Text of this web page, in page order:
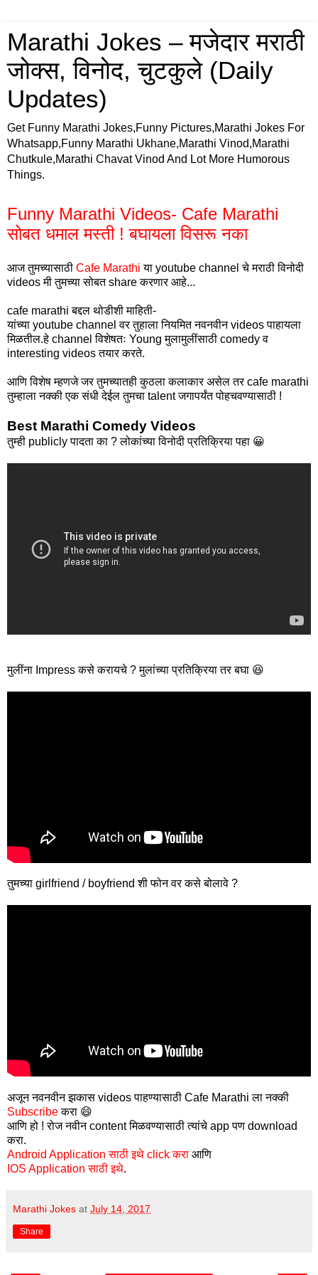
Marathi Jokes – मजेदार मराठी
जोक्स, विनोद, चुटकुले (Daily
Updates)
Get Funny Marathi Jokes,Funny Pictures,Marathi Jokes For
Whatsapp,Funny Marathi Ukhane,Marathi Vinod,Marathi
Chutkule,Marathi Chavat Vinod And Lot More Humorous
Things.
Funny Marathi Videos- Cafe Marathi
सोबत धमाल मस्ती ! बघायला विसरू नका
आज तुमच्यासाठी Cafe Marathi या youtube channel चे मराठी विनोदी
videos मी तुमच्या सोबत share करणार आहे...
cafe marathi बद्दल थोडीशी माहिती-
यांच्या youtube channel वर तुहाला नियमित नवनवीन videos पाहायला
मिळतील.हे channel विशेषतः Young मुलामुलींसाठी comedy व
interesting videos तयार करते.
आणि विशेष म्हणजे जर तुमच्यातही कुठला कलाकार असेल तर cafe marathi
तुम्हाला नक्की एक संधी देईल तुमचा talent जगापर्यंत पोहचवण्यासाठी !
Best Marathi Comedy Videos
तुम्ही publicly पादता का ? लोकांच्या विनोदी प्रतिक्रिया पहा 😀
मुलींना Impress कसे करायचे ? मुलांच्या प्रतिक्रिया तर बघा 😆
तुमच्या girlfriend / boyfriend शी फोन वर कसे बोलावे ?
अजून नवनवीन झकास videos पाहण्यासाठी Cafe Marathi ला नक्की
Subscribeकरा 😄
आणि हो ! रोज नवीन content मिळवण्यासाठी त्यांचे app पण download
करा.
Android Application साठी इथे click करा आणि
IOS Application साठी इथे.
Marathi Jokes at July 14, 2017
Share